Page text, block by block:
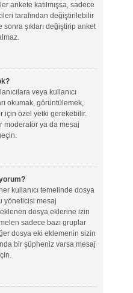
ankete katılmışsa, sadece
tarafından değiştirilebilir
şıkları değiştirip anket
veya kullanıcı
okumak, görüntülemek,
için özel yetki gerekebilir.
moderatör ya da mesaj
kullanıcı temelinde dosya
yöneticisi mesaj
dosya eklerine izin
sadece bazı gruplar
dosya eki eklemenin sizin
bir şüpheniz varsa mesaj